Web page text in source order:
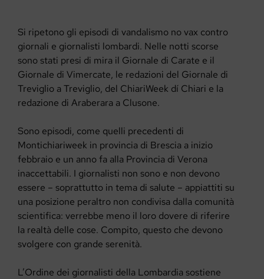
Si ripetono gli episodi di vandalismo no vax contro
giornali e giornalisti lombardi. Nelle notti scorse
sono stati presi di mira il Giornale di Carate e il
Giornale di Vimercate, le redazioni del Giornale di
Treviglio a Treviglio, del ChiariWeek dí Chiari e la
redazione di Araberara a Clusone.
Sono episodi, come quelli precedenti di
Montichiariweek in provincia di Brescia a inizio
febbraio e un anno fa alla Provincia di Verona
inaccettabili. I giornalisti non sono e non devono
essere – soprattutto in tema di salute – appiattiti su
una posizione peraltro non condivisa dalla comunità
scientifica: verrebbe meno il loro dovere di riferire
la realtà delle cose. Compito, questo che devono
svolgere con grande serenità.
L’Ordine dei giornalisti della Lombardia sostiene